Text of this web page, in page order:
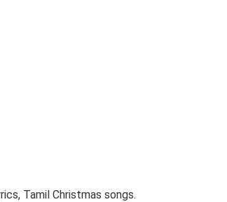
Tamil Christmas songs.